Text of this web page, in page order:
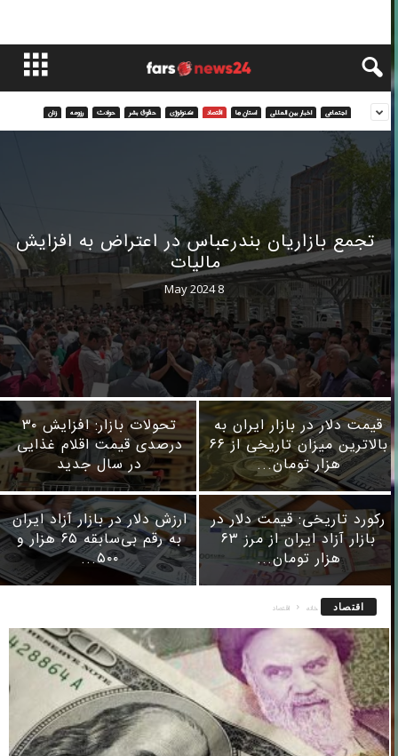
اجتماعی اخبار بین المللی استان ها اقتصاد تکنولوژی حقوق بشر حوادث رزومه زنان
تجمع بازاریان بندرعباس در اعتراض به افزایش
مالیات
8 May 2024
تحولات بازار: افزایش ۳۰
درصدی قیمت اقلام غذایی
در سال جدید
قیمت دلار در بازار ایران به
بالاترین میزان تاریخی از ۶۶
هزار تومان...
ارزش دلار در بازار آزاد ایران
به رقم بی‌سابقه ۶۵ هزار و
۵۰۰...
رکورد تاریخی: قیمت دلار در
بازار آزاد ایران از مرز ۶۳
هزار تومان...
اقتصاد خانه اقتصاد